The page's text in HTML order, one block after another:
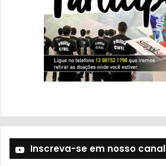
Inscreva-se em nosso canal